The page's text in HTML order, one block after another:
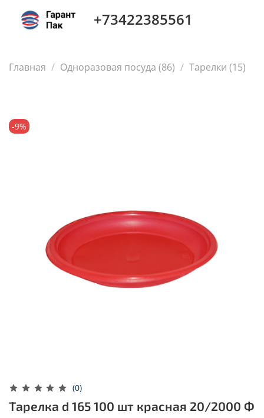
+73422385561
Главная Одноразовая посуда (86) Тарелки (15)
-9%
(0)
Тарелка d 165 100 шт красная 20/2000 Ф